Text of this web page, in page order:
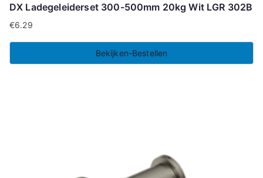
DX Ladegeleiderset 300-500mm 20kg Wit LGR 302B
€6.29
Bekijken-Bestellen